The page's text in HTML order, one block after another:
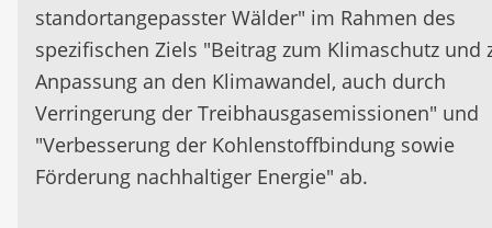
standortangepasster Wälder" im Rahmen des
spezifischen Ziels "Beitrag zum Klimaschutz und
Anpassung an den Klimawandel, auch durch
Verringerung der Treibhausgasemissionen" und
"Verbesserung der Kohlenstoffbindung sowie
Förderung nachhaltiger Energie" ab.